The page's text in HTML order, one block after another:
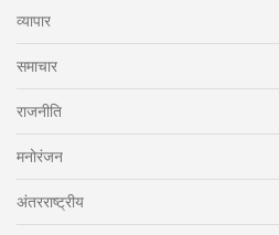
व्यापार
समाचार
राजनीति
मनोरंजन
अंतरराष्ट्रीय